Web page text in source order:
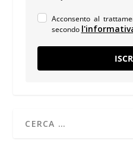
Acconsento al
secondo